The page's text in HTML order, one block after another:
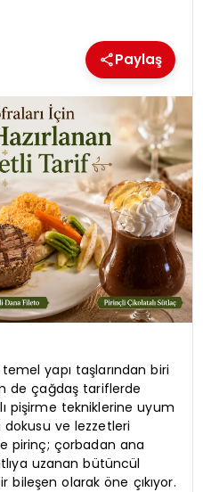
Paylaş
yapı taşlarından biri
de çağdaş tariflerde
pişirme tekniklerine uyum
dokusu ve lezzetleri
pirinç; çorbadan ana
uzanan bütüncül
bileşen olarak öne çıkıyor.